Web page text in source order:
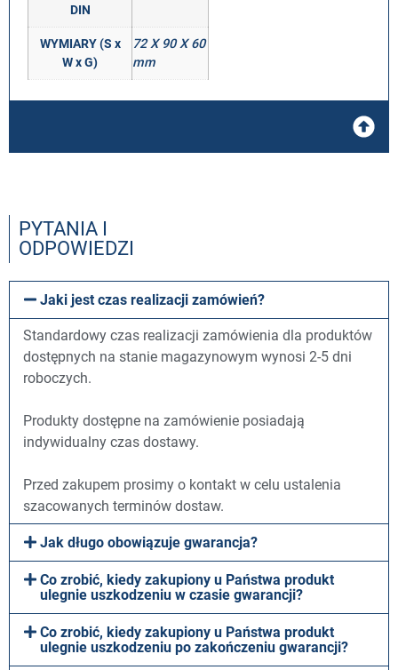
DIN
WYMIARY (S x
W x G)
72 X 90 X 60
mm
PYTANIA I
ODPOWIEDZI
Jaki jest czas realizacji zamówień?
Standardowy czas realizacji zamówienia dla produktów
dostępnych na stanie magazynowym wynosi 2-5 dni
roboczych.
Produkty dostępne na zamówienie posiadają
indywidualny czas dostawy.
Przed zakupem prosimy o kontakt w celu ustalenia
szacowanych terminów dostaw.
Jak długo obowiązuje gwarancja?
Co zrobić, kiedy zakupiony u Państwa produkt
ulegnie uszkodzeniu w czasie gwarancji?
Co zrobić, kiedy zakupiony u Państwa produkt
ulegnie uszkodzeniu po zakończeniu gwarancji?